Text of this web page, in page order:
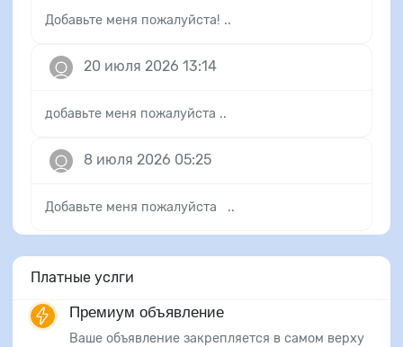
Добавьте меня пожалуйста! ..
20 июля 2026 13:14
добавьте меня пожалуйста ..
8 июля 2026 05:25
Добавьте меня пожалуйста ..
Платные услги
Премиум объявление
Ваше объявление закрепляется в самом верху